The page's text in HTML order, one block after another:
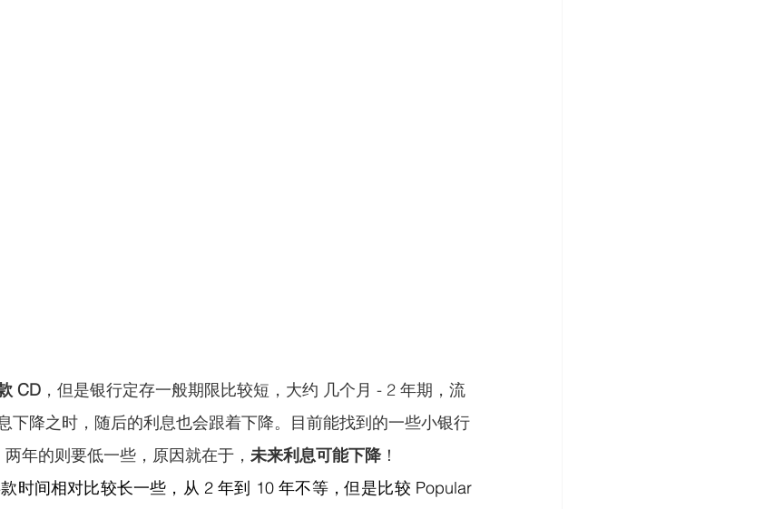
CD ，但是银行定存一般期限比较短，大约 几个月 - 2 年期，流
下降之时，随后的利息也会跟着下降。目前能找到的一些小银行
年的则要低一些，原因就在于， 未来利息可能下降！
时间相对比较长一些，从 2 年到 10 年不等，但是比较 Popular